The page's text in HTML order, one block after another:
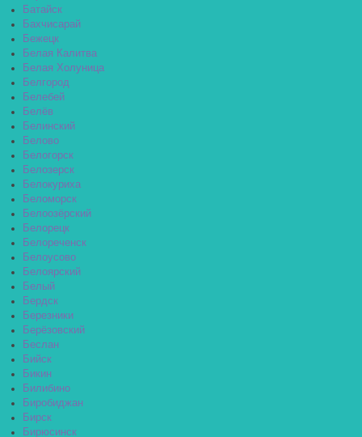
Батайск
Бахчисарай
Бежецк
Белая Калитва
Белая Холуница
Белгород
Белебей
Белёв
Белинский
Белово
Белогорск
Белозерск
Белокуриха
Беломорск
Белоозёрский
Белорецк
Белореченск
Белоусово
Белоярский
Белый
Бердск
Березники
Берёзовский
Беслан
Бийск
Бикин
Билибино
Биробиджан
Бирск
Бирюсинск